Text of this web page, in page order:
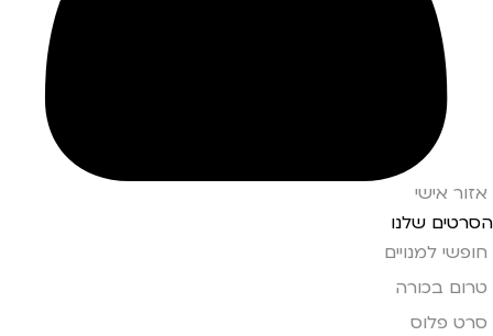
אזור אישי
הסרטים שלנו
חופשי למנויים
טרום בכורה
סרט פלוס